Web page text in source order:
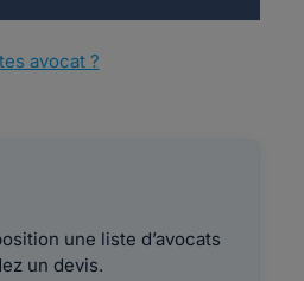
avocat ?
une liste d’avocats
un devis.